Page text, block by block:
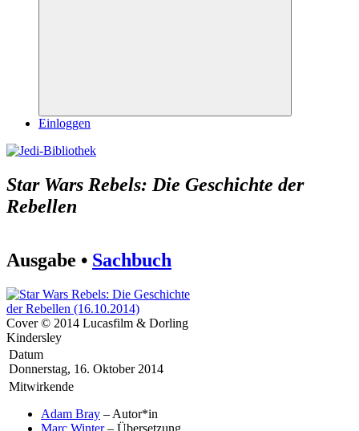
Suchen
Einloggen
Star Wars Rebels: Die Geschichte der
Rebellen
Ausgabe • Sachbuch
Cover © 2014 Lucasfilm & Dorling
Kindersley
Datum
Donnerstag, 16. Oktober 2014
Mitwirkende
Adam Bray – Autor*in
Marc Winter– Übersetzung